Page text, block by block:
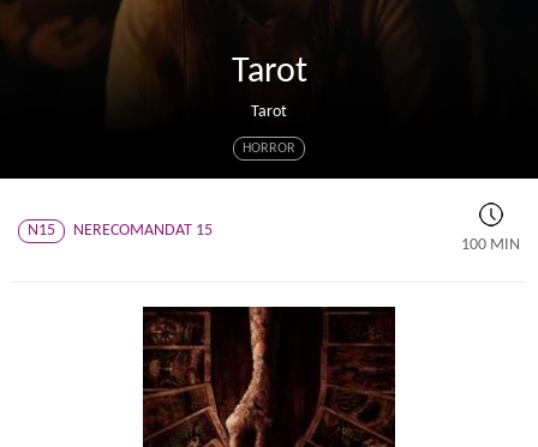
Tarot
Tarot
HORROR
N15
NERECOMANDAT 15
100 MIN